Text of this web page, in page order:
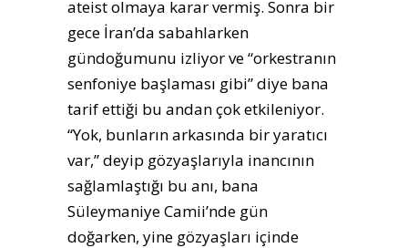
ateist olmaya karar vermiş. Sonra bir
gece İran’da sabahlarken
gündoğumunu izliyor ve “orkestranın
senfoniye başlaması gibi” diye bana
tarif ettiği bu andan çok etkileniyor.
“Yok, bunların arkasında bir yaratıcı
var,” deyip gözyaşlarıyla inancının
sağlamlaştığı bu anı, bana
Süleymaniye Camii’nde gün
doğarken, yine gözyaşları içinde